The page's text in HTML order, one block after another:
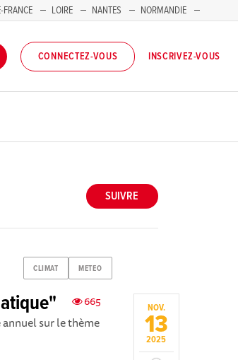
FRANCE LOIRE NANTES
NORMANDIE
CONNECTEZ-VOUS INSCRIVEZ-VOUS
SUIVRE
CLIMAT METEO
NOV.
13
2025
665
sur le thème